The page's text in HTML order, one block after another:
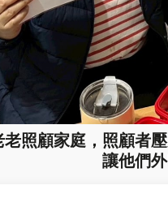
照顧家庭，照顧者
讓他們外